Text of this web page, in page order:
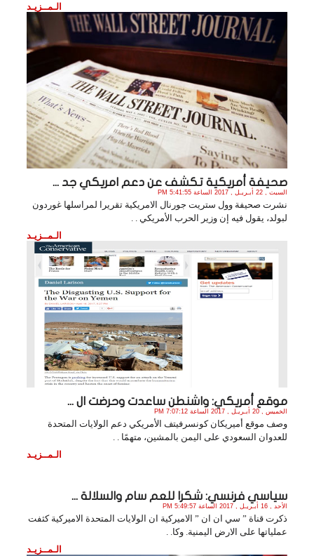
الـمــزيـد
صحيفة أمريكية تكشف عن دعم امريكي جد ...
السبت , 22 أبـريـل , 2017 الساعة 5:41:55 PM
نشرت صحيفة وول ستريت جورنال الامريكية تقريرا لمراسلها غوردون
لبولد، يقول فيه إن وزير الحرب الأمريكي . .
الـمــزيـد
موقع أمريكي: واشنطن ساعدت وحرضت ال ...
الخميس , 20 أبـريـل , 2017 الساعة 7:07:12 PM
وصف موقع أميريكان كونسرفيتف الأمريكي دعم الولايات المتحدة
للعدوان السعودي على اليمن بالمشين، متهمًا . .
الـمــزيـد
سياسي فرنسي: شكرا للعم سام والسلالة ...
الأحد , 16 أبـريـل , 2017 الساعة 5:49:57 PM
ذكرت قناة ” سي ان ان ” الاميركية ان الولايات المتحدة الاميركية كثفت
عملياتها على الارض اليمنية. وكا. .
الـمــزيـد